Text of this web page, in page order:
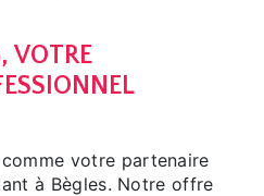
VOTRE
comme votre partenaire
à Bègles. Notre offre